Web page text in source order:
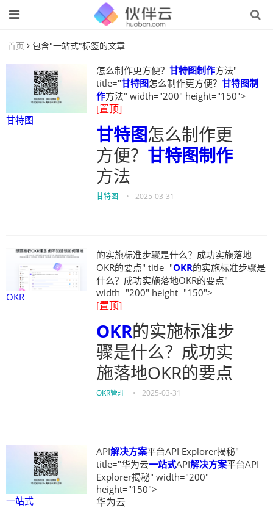
首页 包含"一站式"标签的文章
甘特图
怎么制作更方便？ 甘特图制作方法"
title="甘特图怎么制作更方便？ 甘特图制
作方法" width="200" height="150">
[置顶]
甘特图怎么制作更
方便？ 甘特图制作
方法
甘特图 • 2025-03-31
OKR
的实施标准步骤是什么？成功实施落地
OKR的要点" title="OKR的实施标准步骤是
什么？成功实施落地OKR的要点"
width="200" height="150">
[置顶]
OKR的实施标准步
骤是什么？成功实
施落地OKR的要点
OKR管理 • 2025-03-31
一站式
API解决方案平台API Explorer揭秘"
title="华为云一站式API解决方案平台API
Explorer揭秘" width="200"
height="150">
华为云